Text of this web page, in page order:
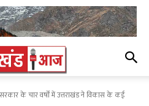
के चार वर्षों में उत्तराखंड ने विकास के कई